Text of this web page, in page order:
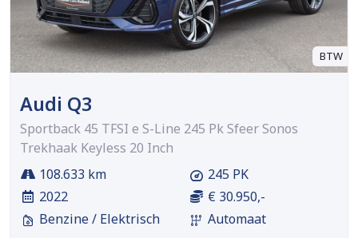
BTW
Audi Q3
Sportback 45 TFSI e S-Line 245 Pk Sfeer Sonos
Trekhaak Keyless 20 Inch
108.633 km
2022
Benzine / Elektrisch
245 PK
€ 30.950,-
Automaat